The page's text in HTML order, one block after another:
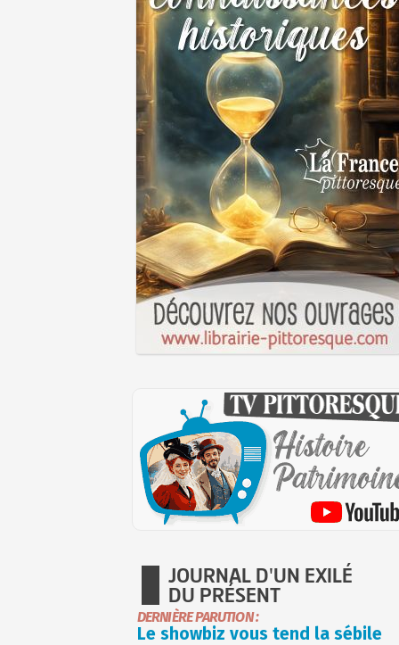
JOURNAL D'UN EXILÉ
DU PRÉSENT
DERNIÈRE PARUTION :
Le showbiz vous tend la sébile